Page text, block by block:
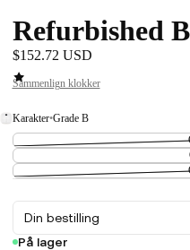
Refurbished
$152.72 USD
Sammenlign klokker
Karakter•Grade B
Din bestilling
På lager